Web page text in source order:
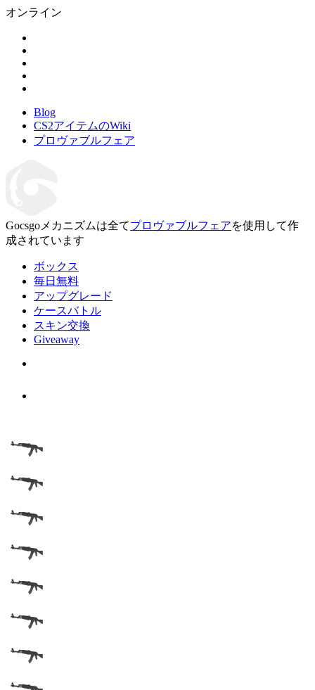
オンライン
Blog
CS2アイテムのWiki
プロヴァブルフェア
Gocsgoメカニズムは全てプロヴァブルフェアを使用して作
成されています
ボックス
毎日無料
アップグレード
ケースバトル
スキン交換
Giveaway